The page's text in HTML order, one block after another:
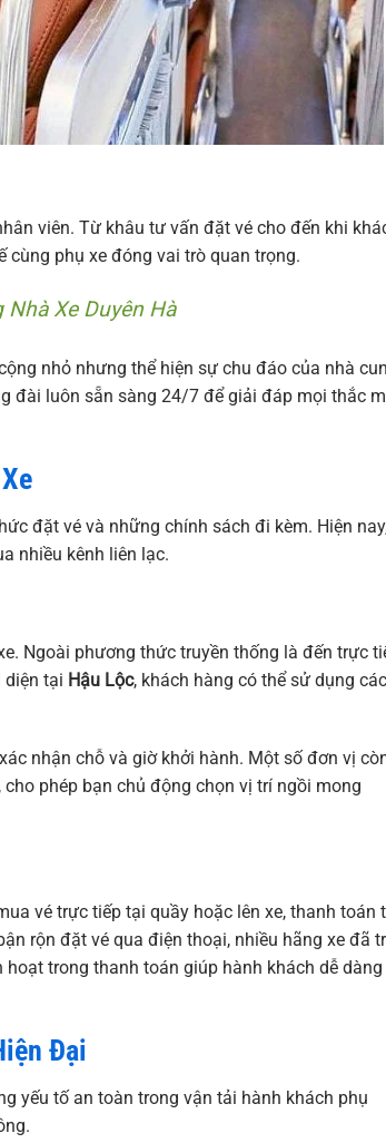
viên. Từ khâu tư vấn đặt vé cho đến khi
cùng phụ xe đóng vai trò quan trọng.
Xe Duyên Hà
nhỏ nhưng thể hiện sự chu đáo của nhà
đài luôn sẵn sàng 24/7 để giải đáp mọi thắc
đặt vé và những chính sách đi kèm. Hiện
nhiều kênh liên lạc.
Ngoài phương thức truyền thống là đến trực
diện tại Hậu Lộc, khách hàng có thể sử dụng các
nhận chỗ và giờ khởi hành. Một số đơn vị
phép bạn chủ động chọn vị trí ngồi mong
vé trực tiếp tại quầy hoặc lên xe, thanh toán
rộn đặt vé qua điện thoại, nhiều hãng xe đã
trong thanh toán giúp hành khách dễ dàng
Đại
yếu tố an toàn trong vận tải hành khách phụ